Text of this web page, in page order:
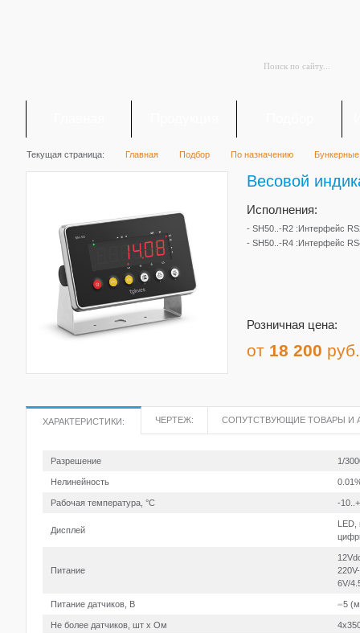
Текущая страница: Главная Подбор По назначению
Весовой
Исполнения:
- SH50..-R2 :Интерфейс
- SH50..-R4 :Интерфейс
Розничная цена:
от 18 200 руб.
ХАРАКТЕРИСТИКИ: ЧЕРТЕЖ: СОПУТСТВУЮЩИЕ ТОВАРЫ И
Разрешение 1/
Нелинейность
Рабочая температура, °С -
Дисплей
LED,
Питание
6V/
Питание датчиков, В ⎓5
Не более датчиков, шт х Ом